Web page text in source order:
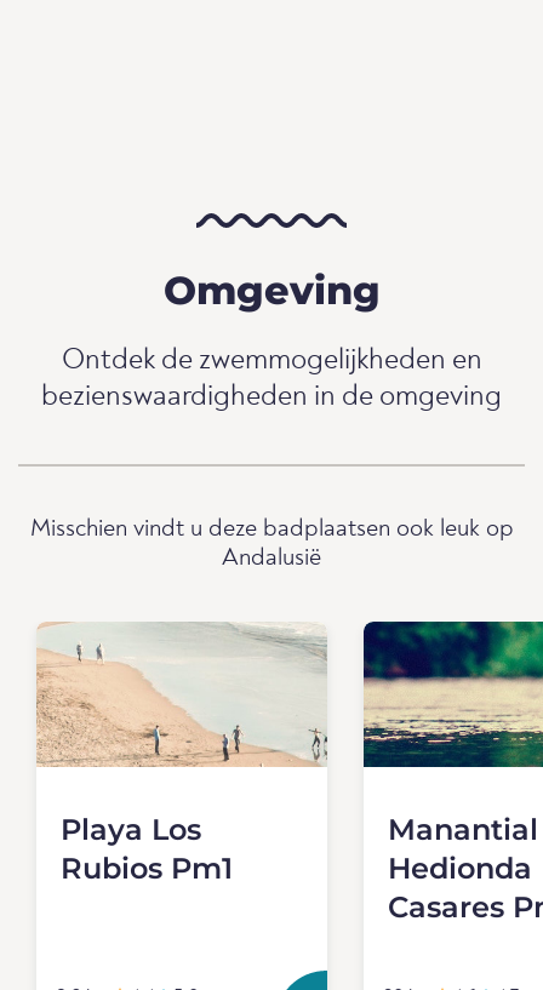
Omgeving
Ontdek de zwemmogelijkheden en
bezienswaardigheden in de omgeving
Misschien vindt u deze badplaatsen ook leuk op
Andalusië
Playa Los
Rubios Pm1
Manantial
Hedionda
Casares